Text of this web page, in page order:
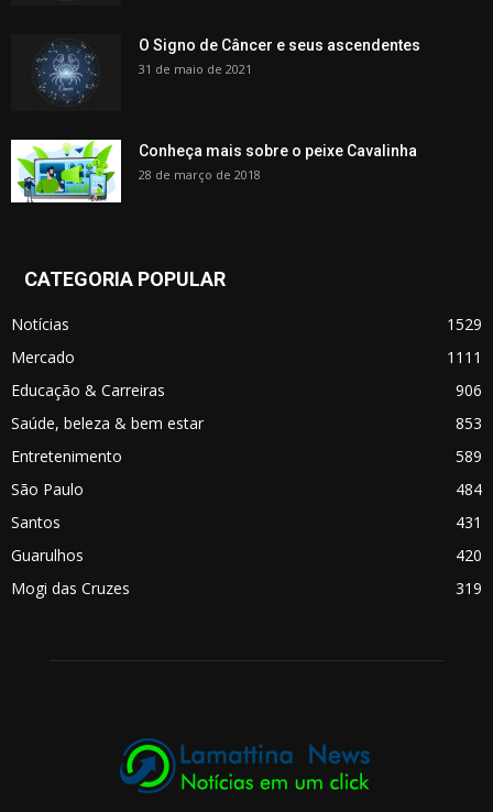
O Signo de Câncer e seus ascendentes
31 de maio de 2021
Conheça mais sobre o peixe Cavalinha
28 de março de 2018
CATEGORIA POPULAR
Notícias
1529
Mercado
1111
Educação & Carreiras
906
Saúde, beleza & bem estar
853
Entretenimento
589
São Paulo
484
Santos
431
Guarulhos
420
Mogi das Cruzes
319